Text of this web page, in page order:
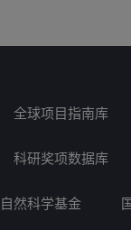
全球项目指南库
科研奖项数据库
然科学基金